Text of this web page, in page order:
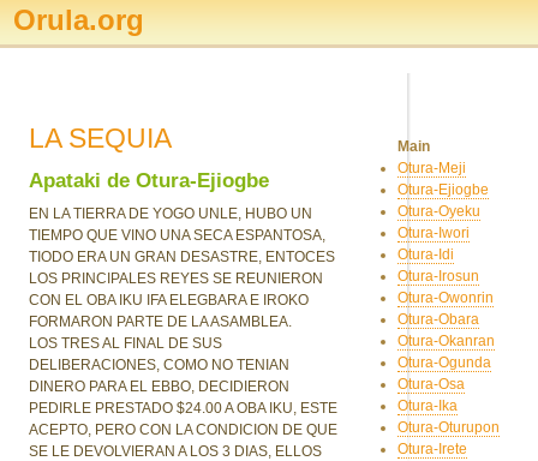
Orula.org
LA SEQUIA
Apataki de Otura-Ejiogbe
EN LA TIERRA DE YOGO UNLE, HUBO UN
TIEMPO QUE VINO UNA SECA ESPANTOSA,
TIODO ERA UN GRAN DESASTRE, ENTOCES
LOS PRINCIPALES REYES SE REUNIERON
CON EL OBA IKU IFA ELEGBARA E IROKO
FORMARON PARTE DE LA ASAMBLEA.
LOS TRES AL FINAL DE SUS
DELIBERACIONES, COMO NO TENIAN
DINERO PARA EL EBBO, DECIDIERON
PEDIRLE PRESTADO $24.00 A OBA IKU, ESTE
ACEPTO, PERO CON LA CONDICION DE QUE
SE LE DEVOLVIERAN A LOS 3 DIAS, ELLOS
Main
Otura-Meji
Otura-Ejiogbe
Otura-Oyeku
Otura-Iwori
Otura-Idi
Otura-Irosun
Otura-Owonrin
Otura-Obara
Otura-Okanran
Otura-Ogunda
Otura-Osa
Otura-Ika
Otura-Oturupon
Otura-Irete